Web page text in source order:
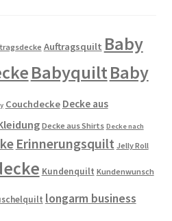
Auftragsquilt Baby
BabyquiltBaby
Couchdecke Decke aus
Decke aus Shirts Decke nach
Erinnerungsquilt Jelly Roll
Kundenquilt Kundenwunsch
longarm business